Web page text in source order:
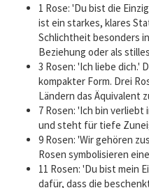
1 Rose: 'Du bist die
ist ein starkes, klares
Schlichtheit besonders
Beziehung oder als
3 Rosen: 'Ich liebe dich.'
kompakter Form. Drei
Ländern das Äquivalent
7 Rosen: 'Ich bin verliebt
und steht für tiefe
9 Rosen: 'Wir gehören
Rosen symbolisieren
11 Rosen: 'Du bist mein
dafür, dass die